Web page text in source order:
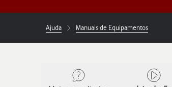
Ajuda Manuais de Equipamentos